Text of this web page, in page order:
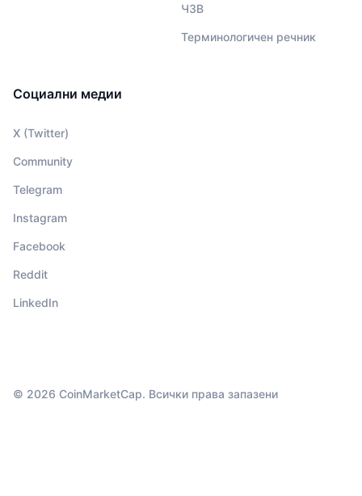
ЧЗВ
Терминологичен речник
Социални медии
X (Twitter)
Community
Telegram
Instagram
Facebook
Reddit
LinkedIn
© 2026 CoinMarketCap. Всички права запазени